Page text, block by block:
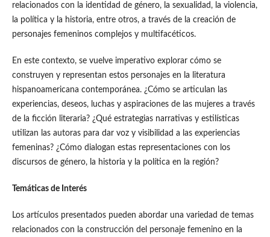
relacionados con la identidad de género, la sexualidad, la violencia,
la política y la historia, entre otros, a través de la creación de
personajes femeninos complejos y multifacéticos.
En este contexto, se vuelve imperativo explorar cómo se
construyen y representan estos personajes en la literatura
hispanoamericana contemporánea. ¿Cómo se articulan las
experiencias, deseos, luchas y aspiraciones de las mujeres a través
de la ficción literaria? ¿Qué estrategias narrativas y estilísticas
utilizan las autoras para dar voz y visibilidad a las experiencias
femeninas? ¿Cómo dialogan estas representaciones con los
discursos de género, la historia y la política en la región?
Temáticas de Interés
Los artículos presentados pueden abordar una variedad de temas
relacionados con la construcción del personaje femenino en la